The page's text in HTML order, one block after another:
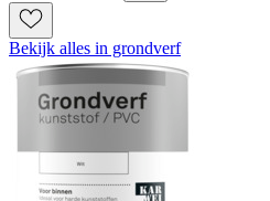
Bekijk alles in grondverf